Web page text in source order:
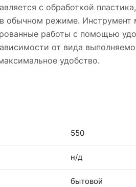
с обработкой
обычном режиме.
работы с помощью
от вида
удобство.
550
н/д
бытовой